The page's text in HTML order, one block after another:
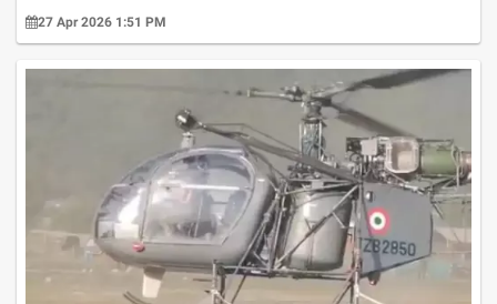
27 Apr 2026 1:51 PM